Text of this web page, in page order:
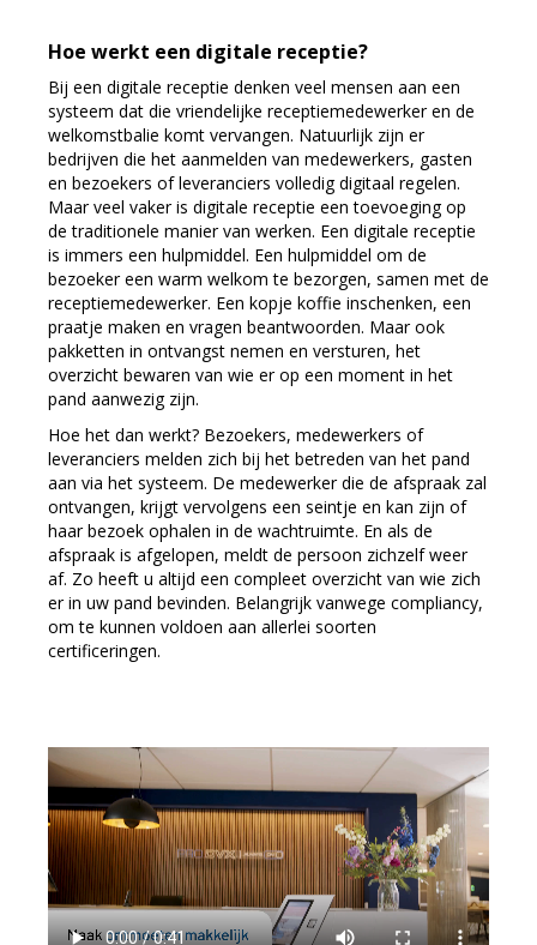
Hoe werkt een digitale receptie?
Bij een digitale receptie denken veel mensen aan een
systeem dat die vriendelijke receptiemedewerker en de
welkomstbalie komt vervangen. Natuurlijk zijn er
bedrijven die het aanmelden van medewerkers, gasten
en bezoekers of leveranciers volledig digitaal regelen.
Maar veel vaker is digitale receptie een toevoeging op
de traditionele manier van werken. Een digitale receptie
is immers een hulpmiddel. Een hulpmiddel om de
bezoeker een warm welkom te bezorgen, samen met de
receptiemedewerker. Een kopje koffie inschenken, een
praatje maken en vragen beantwoorden. Maar ook
pakketten in ontvangst nemen en versturen, het
overzicht bewaren van wie er op een moment in het
pand aanwezig zijn.
Hoe het dan werkt? Bezoekers, medewerkers of
leveranciers melden zich bij het betreden van het pand
aan via het systeem. De medewerker die de afspraak zal
ontvangen, krijgt vervolgens een seintje en kan zijn of
haar bezoek ophalen in de wachtruimte. En als de
afspraak is afgelopen, meldt de persoon zichzelf weer
af. Zo heeft u altijd een compleet overzicht van wie zich
er in uw pand bevinden. Belangrijk vanwege compliancy,
om te kunnen voldoen aan allerlei soorten
certificeringen.